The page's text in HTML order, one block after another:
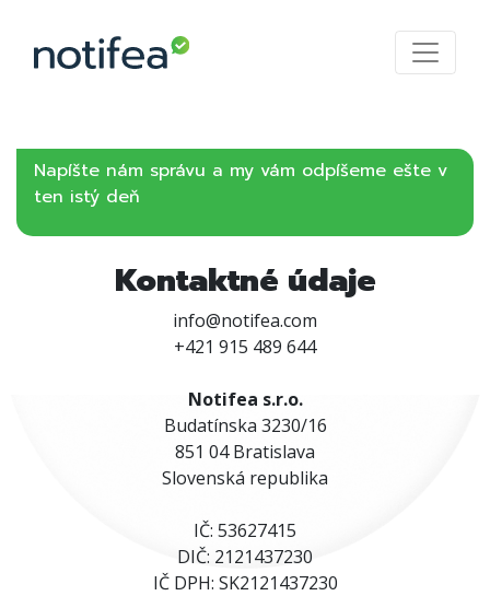
Napíšte nám správu a my vám odpíšeme ešte v
ten istý deň
Kontaktné údaje
info@notifea.com
+421 915 489 644
Notifea s.r.o.
Budatínska 3230/16
851 04 Bratislava
Slovenská republika
IČ: 53627415
DIČ: 2121437230
IČ DPH: SK2121437230